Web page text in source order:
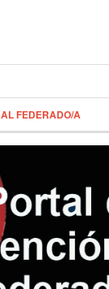
FEDERADO/A